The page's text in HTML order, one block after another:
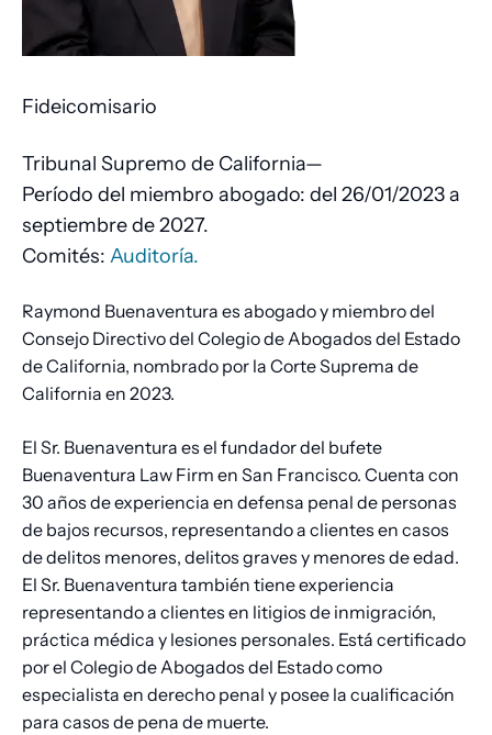
Fideicomisario
Tribunal Supremo de California—
Período del miembro abogado: del 26/01/2023 a
septiembre de 2027.
Comités: Auditoría.
Raymond Buenaventura es abogado y miembro del
Consejo Directivo del Colegio de Abogados del Estado
de California, nombrado por la Corte Suprema de
California en 2023.
El Sr. Buenaventura es el fundador del bufete
Buenaventura Law Firm en San Francisco. Cuenta con
30 años de experiencia en defensa penal de personas
de bajos recursos, representando a clientes en casos
de delitos menores, delitos graves y menores de edad.
El Sr. Buenaventura también tiene experiencia
representando a clientes en litigios de inmigración,
práctica médica y lesiones personales. Está certificado
por el Colegio de Abogados del Estado como
especialista en derecho penal y posee la cualificación
para casos de pena de muerte.